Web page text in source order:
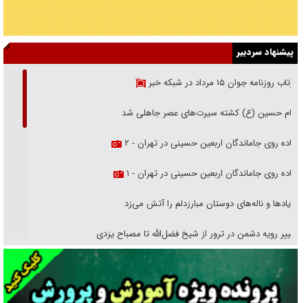
پیشنهاد سردبیر
بازتاب روزنامه جوان ۱۵ مرداد در شبکه خبر
امام حسین (ع) کشته سیرت‌های عصر جاهلی شد
پیاده روی جاماندگان اربعین حسینی در تهران - ۲
پیاده روی جاماندگان اربعین حسینی در تهران - ۱
فریاد‌ها و ناله‌های دوستان مبارزدلم را آتش می‌زد
تغییر رویه دشمن در ترور از شیخ فضل‌الله تا مصباح یزدی
خرید قسطی اولش خنده و آخرش گریه است!
فوتبال و آن «بالا»!